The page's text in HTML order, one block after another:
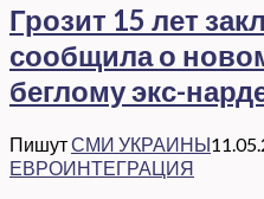
Грозит 15 лет
сообщила о
беглому экс-
ПишутСМИ УКРАИНЫ
ЕВРОИНТЕГРАЦИЯ